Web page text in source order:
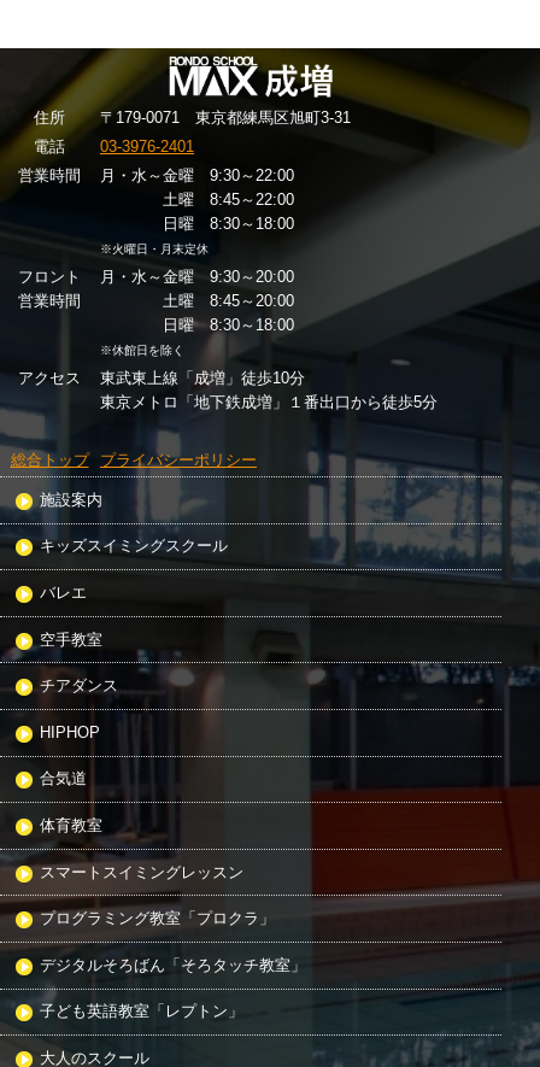
住所
〒179-0071 東京都練馬区旭町3-31
電話
03-3976-2401
営業時間
月・水～金曜 9:30～22:00
土曜 8:45～22:00
日曜 8:30～18:00
※火曜日・月末定休
フロント
営業時間
月・水～金曜 9:30～20:00
土曜 8:45～20:00
日曜 8:30～18:00
※休館日を除く
アクセス
東武東上線「成増」徒歩10分
東京メトロ「地下鉄成増」１番出口から徒歩5分
総合トップ プライバシーポリシー
施設案内
キッズスイミングスクール
バレエ
空手教室
チアダンス
HIPHOP
合気道
体育教室
スマートスイミングレッスン
プログラミング教室「プロクラ」
デジタルそろばん「そろタッチ教室」
子ども英語教室「レプトン」
大人のスクール